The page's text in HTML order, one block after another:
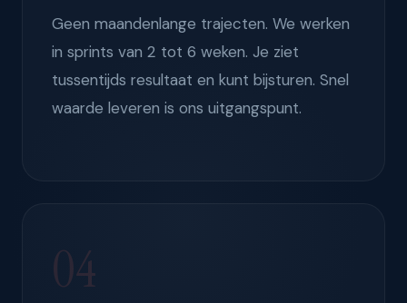
Geen maandenlange trajecten. We werken
in sprints van 2 tot 6 weken. Je ziet
tussentijds resultaat en kunt bijsturen. Snel
waarde leveren is ons uitgangspunt.
04